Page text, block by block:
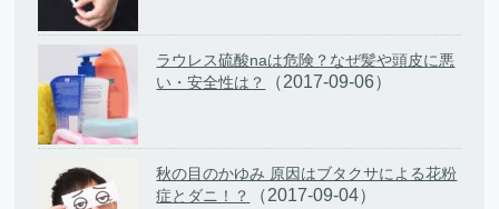
ラウレス硫酸naは危険？なぜ髪や頭皮に悪
い・安全性は？
（2017-09-06）
秋の目のかゆみ 原因はブタクサによる花粉
症とダニ！？
（2017-09-04）